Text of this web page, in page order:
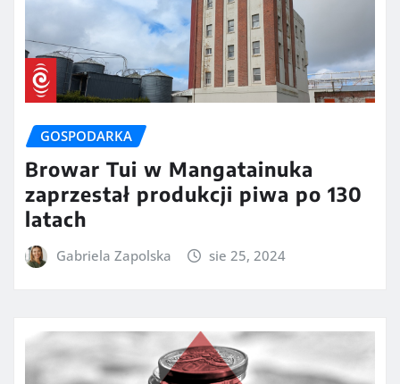
GOSPODARKA
Browar Tui w Mangatainuka
zaprzestał produkcji piwa po 130
latach
Gabriela Zapolska sie 25, 2024